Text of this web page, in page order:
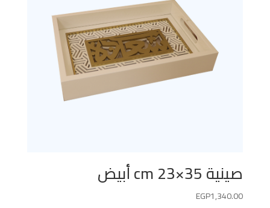
صينية 35×23 cm أبيض
EGP1,340.00